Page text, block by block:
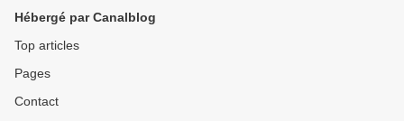
Hébergé par Canalblog
Top articles
Pages
Contact